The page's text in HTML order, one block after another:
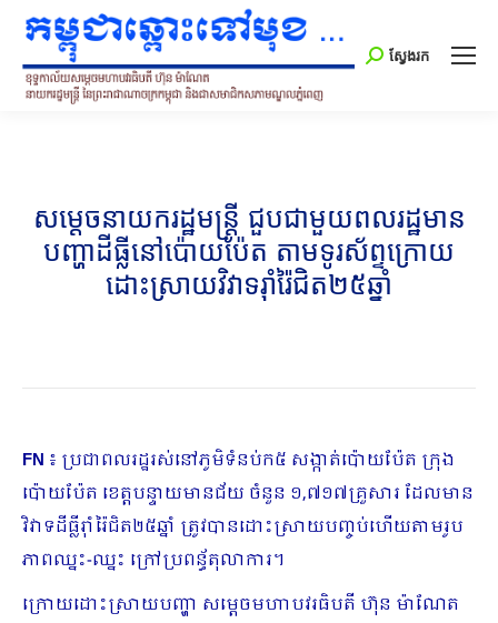
Search:
ស្វែងរក
សម្តេចនាយករដ្ឋមន្ត្រី ជួបជាមួយពលរដ្ឋមាន
បញ្ហាដីធ្លីនៅប៉ោយប៉ែត តាមទូរស័ព្ទក្រោយ
ដោះស្រាយវិវាទរ៉ាំរ៉ៃជិត២៥ឆ្នាំ
FN ៖ ប្រជាពលរដ្ឋរស់នៅភូមិទំនប់ក៥ សង្កាត់ប៉ោយប៉ែត ក្រុង
ប៉ោយប៉ែត ខេត្តបន្ទាយមានជ័យ ចំនួន ១,៧១៧គ្រួសារ ដែលមាន
វិវាទដីធ្លីរ៊ាំរ៉ៃជិត២៥ឆ្នាំ ត្រូវបានដោះស្រាយបញ្ចប់ហើយតាមរូប
ភាពឈ្នះ-ឈ្នះ ក្រៅប្រពន្ធ័តុលាការ។
ក្រោយដោះស្រាយបញ្ហា សម្តេចមហាបវរធិបតី ហ៊ុន ម៉ាណែត